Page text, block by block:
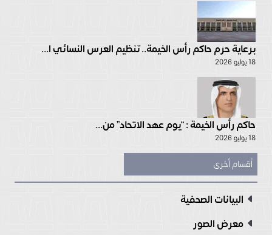
برعاية حرم حاكم رأس الخيمة.. تنظيم العرس النسائي ا...
18 يوليو 2026
حاكم رأس الخيمة : “يوم عهد الاتحاد” من...
18 يوليو 2026
أقسام أخرى
البيانات الصحفية
معرض الصور